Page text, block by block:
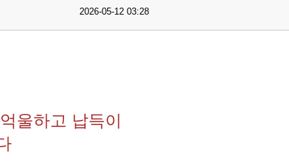
2026-05-12 03:28
울하고 납득이